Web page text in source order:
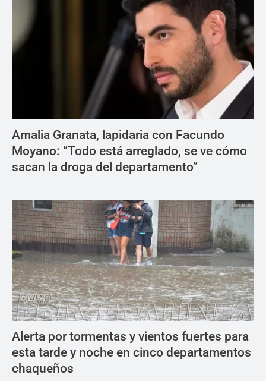
Amalia Granata, lapidaria con Facundo
Moyano: “Todo está arreglado, se ve cómo
sacan la droga del departamento”
Alerta por tormentas y vientos fuertes para
esta tarde y noche en cinco departamentos
chaqueños